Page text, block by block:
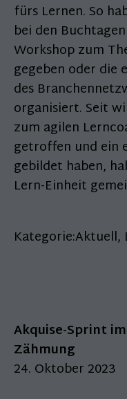
fürs Lernen. So
bei den
Workshop zum
gegeben oder die
des
organisiert. Seit
zum agilen
getroffen und ein
gebildet haben,
Lern-Einheit
Kategorie:Aktuell,
Akquise-Sprint
Zähmung
24. Oktober 2023